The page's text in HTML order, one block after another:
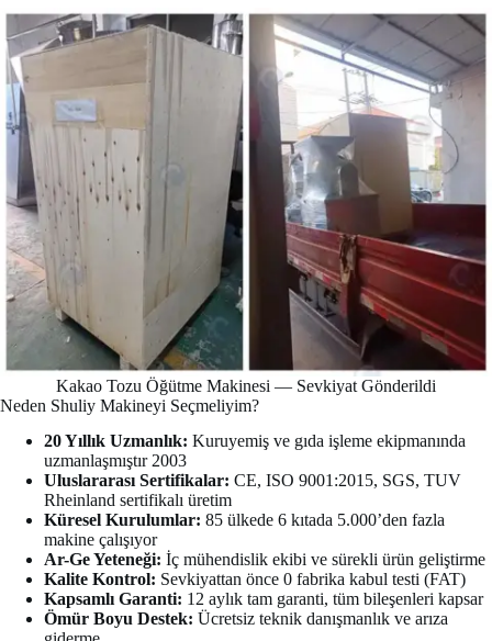
Kakao Tozu Öğütme Makinesi — Sevkiyat Gönderildi
Neden Shuliy Makineyi Seçmeliyim?
20 Yıllık Uzmanlık: Kuruyemiş ve gıda işleme ekipmanında
uzmanlaşmıştır 2003
Uluslararası Sertifikalar: CE, ISO 9001:2015, SGS, TUV
Rheinland sertifikalı üretim
Küresel Kurulumlar: 85 ülkede 6 kıtada 5.000’den fazla
makine çalışıyor
Ar-Ge Yeteneği: İç mühendislik ekibi ve sürekli ürün geliştirme
Kalite Kontrol: Sevkiyattan önce 0 fabrika kabul testi (FAT)
Kapsamlı Garanti: 12 aylık tam garanti, tüm bileşenleri kapsar
Ömür Boyu Destek: Ücretsiz teknik danışmanlık ve arıza